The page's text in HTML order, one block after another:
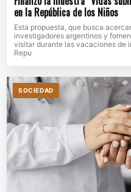
en la República de los Niños
Esta propuesta, que busca
investigadores argentinos y
visitar durante las vacaciones de
Repu
SOCIEDAD